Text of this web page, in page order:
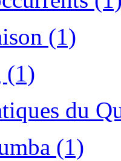
(1)
(1)
du
(1)